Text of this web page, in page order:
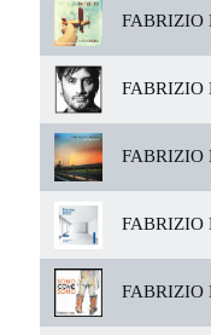
FABRIZIO
FABRIZIO
FABRIZIO
FABRIZIO
FABRIZIO